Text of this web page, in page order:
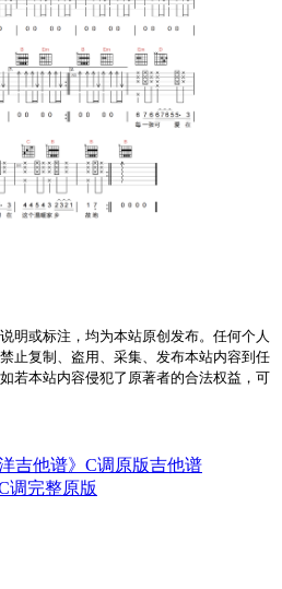
明或标注，均为本站原创发布。任何个人
止复制、盗用、采集、发布本站内容到任
若本站内容侵犯了原著者的合法权益，可
吉他谱》C调原版吉他谱
调完整原版